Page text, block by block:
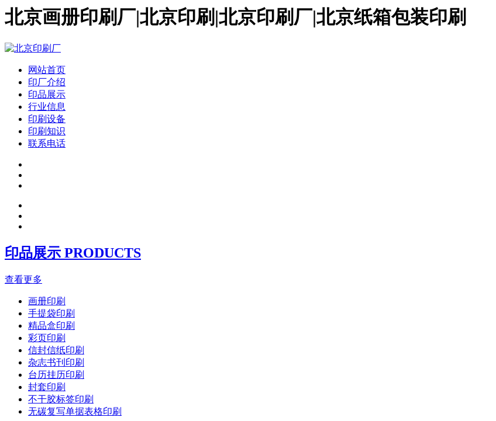
北京画册印刷厂|北京印刷|北京印刷厂|北京纸箱包装印刷
网站首页
印厂介绍
印品展示
行业信息
印刷设备
印刷知识
联系电话
印品展示 PRODUCTS
查看更多
画册印刷
手提袋印刷
精品盒印刷
彩页印刷
信封信纸印刷
杂志书刊印刷
台历挂历印刷
封套印刷
不干胶标签印刷
无碳复写单据表格印刷